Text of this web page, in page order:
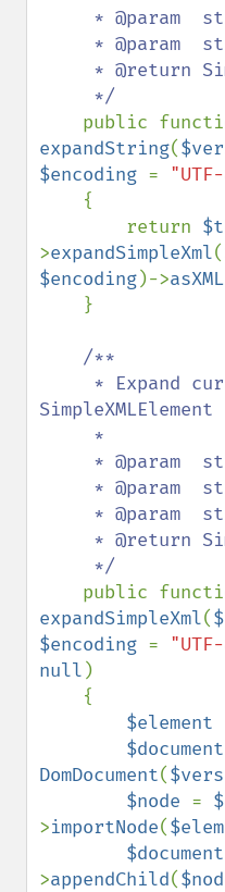
expandString(
$encoding =
        return
>expandSimpleXml(
$encoding)->asXML
/**
SimpleXMLElement
expandSimpleXml(
$encoding =
null )
$element
$document
DomDocument(
$node =
>importNode(
$document
>appendChild(